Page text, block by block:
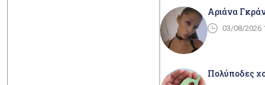
Αριάνα
03/08/2026
Πολύποδες